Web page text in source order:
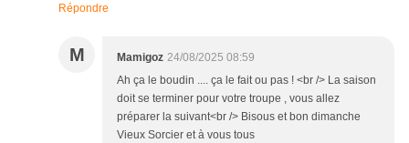
Répondre
M Mamigoz 24/08/2025 08:59
Ah ça le boudin .... ça le fait ou pas ! <br /> La saison
doit se terminer pour votre troupe , vous allez
préparer la suivant<br /> Bisous et bon dimanche
Vieux Sorcier et à vous tous